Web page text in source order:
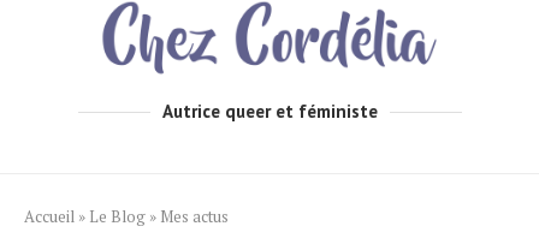
Autrice queer et féministe
Accueil » Le Blog » Mes actus